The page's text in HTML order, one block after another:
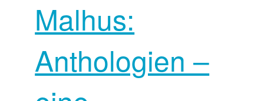
Malhus:
Anthologien –